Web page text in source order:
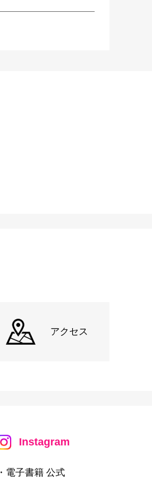
アクセス
Instagram
・電子書籍 公式